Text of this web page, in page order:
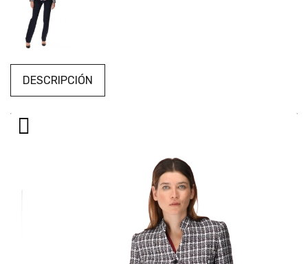
DESCRIPCIÓN
Reproductor
de